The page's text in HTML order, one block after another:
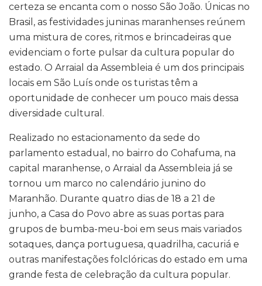
certeza se encanta com o nosso São João. Únicas no
Brasil, as festividades juninas maranhenses reúnem
uma mistura de cores, ritmos e brincadeiras que
evidenciam o forte pulsar da cultura popular do
estado. O Arraial da Assembleia é um dos principais
locais em São Luís onde os turistas têm a
oportunidade de conhecer um pouco mais dessa
diversidade cultural.
Realizado no estacionamento da sede do
parlamento estadual, no bairro do Cohafuma, na
capital maranhense, o Arraial da Assembleia já se
tornou um marco no calendário junino do
Maranhão. Durante quatro dias de 18 a 21 de
junho, a Casa do Povo abre as suas portas para
grupos de bumba-meu-boi em seus mais variados
sotaques, dança portuguesa, quadrilha, cacuriá e
outras manifestações folclóricas do estado em uma
grande festa de celebração da cultura popular.